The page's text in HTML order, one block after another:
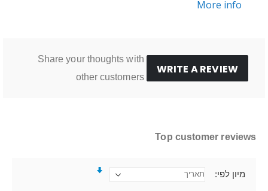
More info
WRITE A REVIEW
Share your thoughts with
other customers
Top customer reviews
מיון לפי